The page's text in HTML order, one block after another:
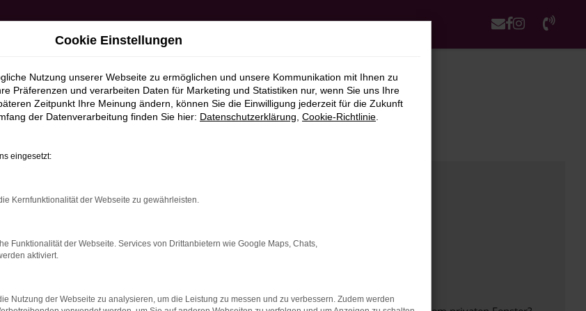
Cookie Einstellungen
Nutzung unserer Webseite zu ermöglichen und unsere Kommunikation mit Ihnen zu
Präferenzen und verarbeiten Daten für Marketing und Statistiken nur, wenn Sie uns Ihre
Zeitpunkt Ihre Meinung ändern, können Sie die Einwilligung jederzeit für die Zukunft
der Datenverarbeitung finden Sie hier: Datenschutzerklärung Cookie-Richtlinie
eingesetzt:
Kernfunktionalität der Webseite zu gewährleisten.
Funktionalität der Webseite. Services von Drittanbietern wie Google Maps, Chats,
aktiviert.
Nutzung der Webseite zu analysieren, um die Leistung zu messen und zu verbessern. Zudem werden